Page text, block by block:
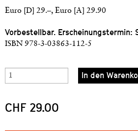
Euro [D] 29.–, Euro [A] 29.90
Vorbestellbar. Erscheinungstermin:
ISBN 978-3-03863-112-5
In den
CHF 29.00